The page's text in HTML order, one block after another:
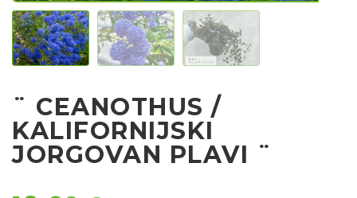
Rajčice
Chili
Ostalo sjeme
¨ CEANOTHUS /
KALIFORNIJSKI
JORGOVAN PLAVI ¨